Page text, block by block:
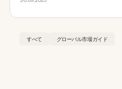
すべて グローバル市場ガイド